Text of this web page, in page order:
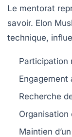
Le mentorat
savoir. Elon
technique,
Participation
Recherche
Maintien